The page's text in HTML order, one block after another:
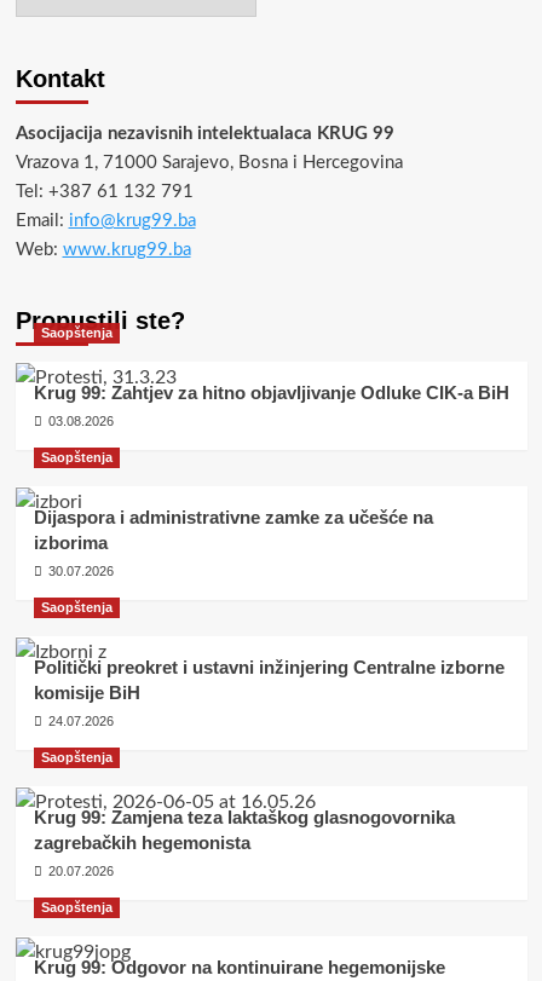
Kontakt
Asocijacija nezavisnih intelektualaca KRUG 99
Vrazova 1, 71000 Sarajevo, Bosna i Hercegovina
Tel: +387 61 132 791
Email: info@krug99.ba
Web: www.krug99.ba
Propustili ste?
Saopštenja
Krug 99: Zahtjev za hitno objavljivanje Odluke CIK-a BiH
03.08.2026
Saopštenja
Dijaspora i administrativne zamke za učešće na
izborima
30.07.2026
Saopštenja
Politički preokret i ustavni inžinjering Centralne izborne
komisije BiH
24.07.2026
Saopštenja
Krug 99: Zamjena teza laktaškog glasnogovornika
zagrebačkih hegemonista
20.07.2026
Saopštenja
Krug 99: Odgovor na kontinuirane hegemonijske